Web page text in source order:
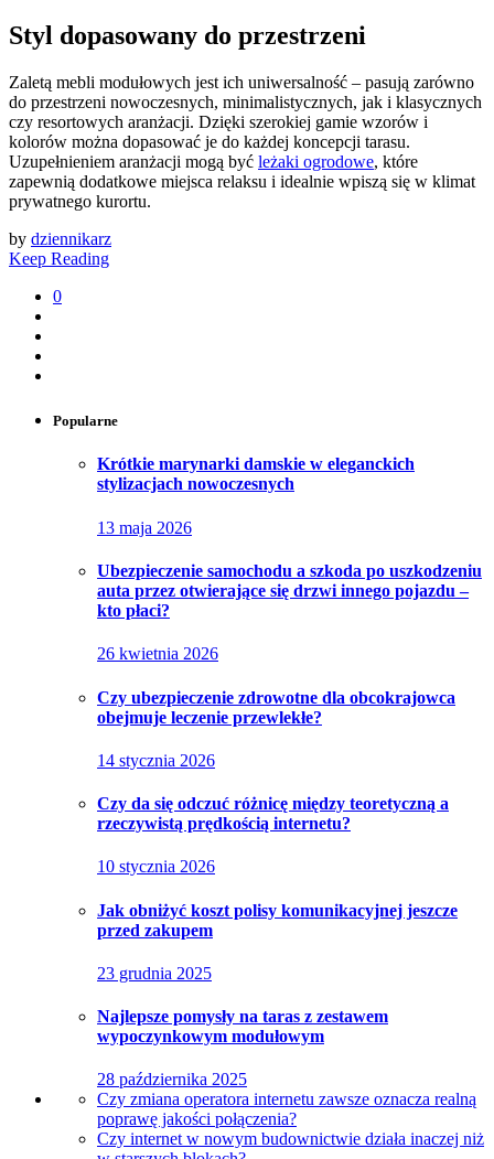
Styl dopasowany do przestrzeni
Zaletą mebli modułowych jest ich uniwersalność – pasują zarówno
do przestrzeni nowoczesnych, minimalistycznych, jak i klasycznych
czy resortowych aranżacji. Dzięki szerokiej gamie wzorów i
kolorów można dopasować je do każdej koncepcji tarasu.
Uzupełnieniem aranżacji mogą być leżaki ogrodowe, które
zapewnią dodatkowe miejsca relaksu i idealnie wpiszą się w klimat
prywatnego kurortu.
by dziennikarz
Keep Reading
0
Popularne
Krótkie marynarki damskie w eleganckich
stylizacjach nowoczesnych
13 maja 2026
Ubezpieczenie samochodu a szkoda po uszkodzeniu
auta przez otwierające się drzwi innego pojazdu –
kto płaci?
26 kwietnia 2026
Czy ubezpieczenie zdrowotne dla obcokrajowca
obejmuje leczenie przewlekłe?
14 stycznia 2026
Czy da się odczuć różnicę między teoretyczną a
rzeczywistą prędkością internetu?
10 stycznia 2026
Jak obniżyć koszt polisy komunikacyjnej jeszcze
przed zakupem
23 grudnia 2025
Najlepsze pomysły na taras z zestawem
wypoczynkowym modułowym
28 października 2025
Czy zmiana operatora internetu zawsze oznacza realną
poprawę jakości połączenia?
Czy internet w nowym budownictwie działa inaczej niż